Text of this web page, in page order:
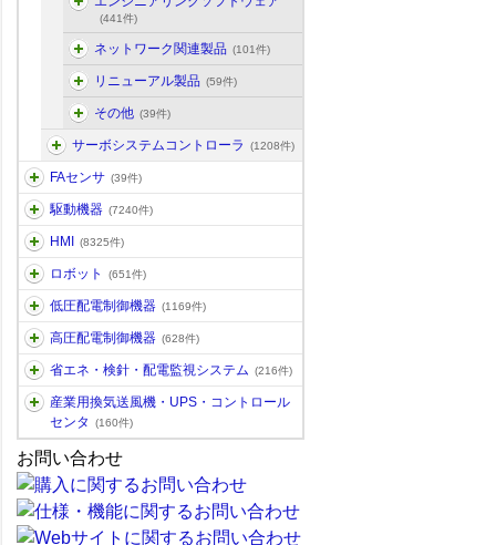
(441件)
ネットワーク関連製品 (101件)
リニューアル製品 (59件)
その他 (39件)
サーボシステムコントローラ (1208件)
FAセンサ (39件)
駆動機器 (7240件)
HMI (8325件)
ロボット (651件)
低圧配電制御機器 (1169件)
高圧配電制御機器 (628件)
省エネ・検針・配電監視システム (216件)
産業用換気送風機・UPS・コントロール
センタ
(160件)
お問い合わせ